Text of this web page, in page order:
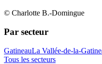
© Charlotte B.-Domingue
Par secteur
GatineauLa Vallée-de-la-
Tous les secteurs